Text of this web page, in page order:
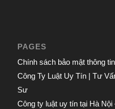
PAGES
Chính sách bảo mật thông tin
Công Ty Luật Uy Tín | Tư
Sư
Công ty luật uy tín tại Hà Nội